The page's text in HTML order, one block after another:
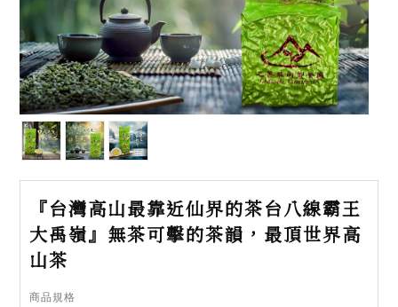
『台灣高山最靠近仙界的茶台八線霸王
大禹嶺』無茶可擊的茶韻，最頂世界高
山茶
商品規格